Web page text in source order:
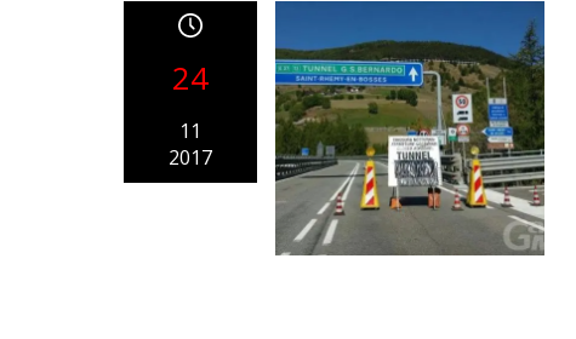
24
11
2017